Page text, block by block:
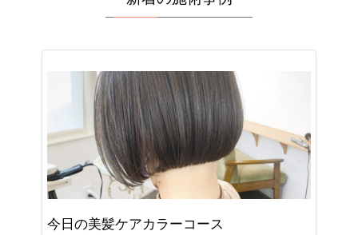
今日の美髪ケアカラーコース